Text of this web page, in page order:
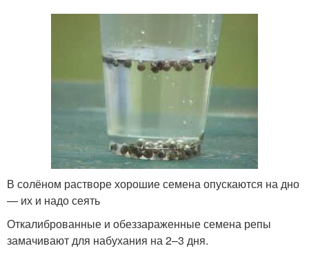
В солёном растворе хорошие семена опускаются на дно
— их и надо сеять
Откалиброванные и обеззараженные семена репы
замачивают для набухания на 2–3 дня.